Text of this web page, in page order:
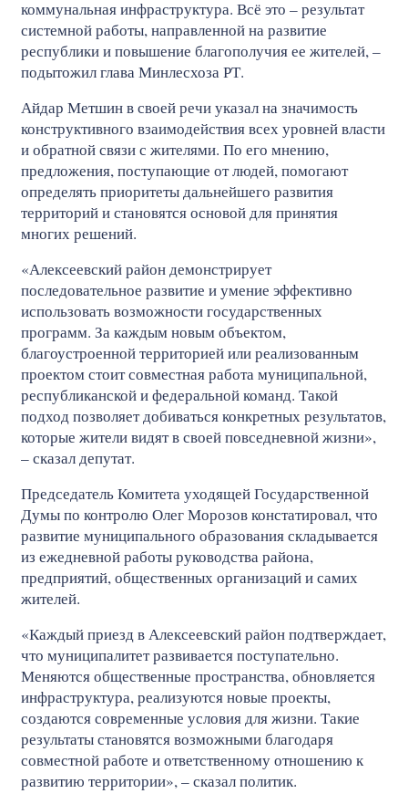
коммунальная инфраструктура. Всё это – результат
системной работы, направленной на развитие
республики и повышение благополучия ее жителей, –
подытожил глава Минлесхоза РТ.
Айдар Метшин в своей речи указал на значимость
конструктивного взаимодействия всех уровней власти
и обратной связи с жителями. По его мнению,
предложения, поступающие от людей, помогают
определять приоритеты дальнейшего развития
территорий и становятся основой для принятия
многих решений.
«Алексеевский район демонстрирует
последовательное развитие и умение эффективно
использовать возможности государственных
программ. За каждым новым объектом,
благоустроенной территорией или реализованным
проектом стоит совместная работа муниципальной,
республиканской и федеральной команд. Такой
подход позволяет добиваться конкретных результатов,
которые жители видят в своей повседневной жизни»,
– сказал депутат.
Председатель Комитета уходящей Государственной
Думы по контролю Олег Морозов констатировал, что
развитие муниципального образования складывается
из ежедневной работы руководства района,
предприятий, общественных организаций и самих
жителей.
«Каждый приезд в Алексеевский район подтверждает,
что муниципалитет развивается поступательно.
Меняются общественные пространства, обновляется
инфраструктура, реализуются новые проекты,
создаются современные условия для жизни. Такие
результаты становятся возможными благодаря
совместной работе и ответственному отношению к
развитию территории», – сказал политик.